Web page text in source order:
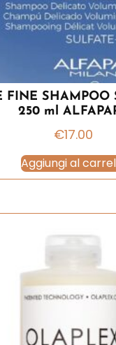
FINE SHAMPOO
250 ml
€17.00
Aggiungi al